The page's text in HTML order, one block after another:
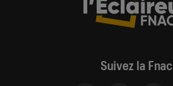
Suivez la Fnac